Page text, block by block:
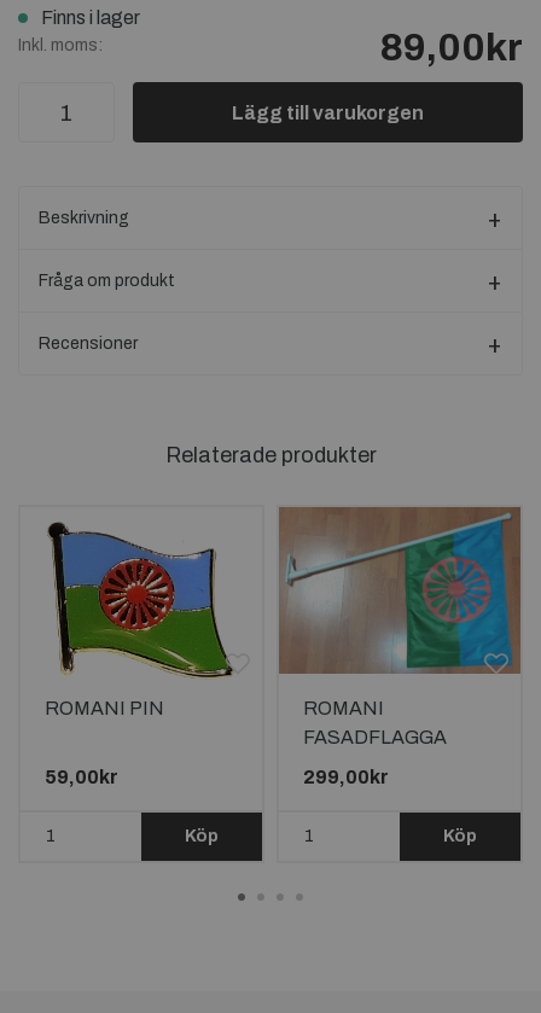
Finns i lager
Inkl. moms: 89,00kr
Lägg till varukorgen
Beskrivning
Fråga om produkt
Recensioner
Relaterade produkter
ROMANI PIN
59,00kr
Köp
ROMANI
FASADFLAGGA
60X40CM PÅ STÅNG
299,00kr
Köp